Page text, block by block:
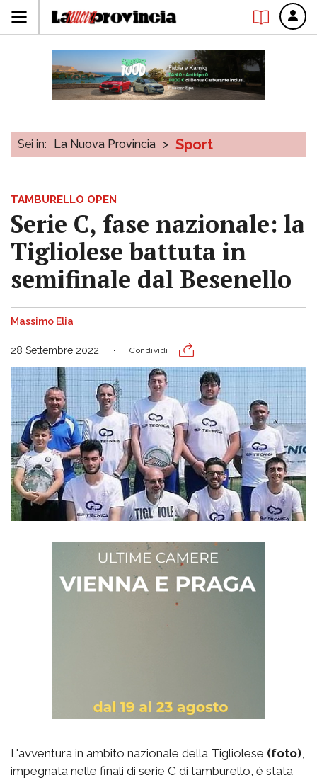
Sei in: La Nuova Provincia > Sport
TAMBURELLO OPEN
Serie C, fase nazionale: la
Tigliolese battuta in
semifinale dal Besenello
Massimo Elia
28 Settembre 2022 Condividi
L'avventura in ambito nazionale della Tigliolese (foto)
impegnata nelle finali di serie C di tamburello, è stata